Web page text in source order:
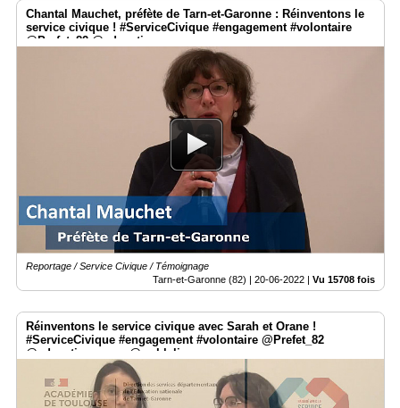
Accès
éditeur
Chantal Mauchet, préfète de Tarn-et-Garonne : Réinventons le
service civique ! #ServiceCivique #engagement #volontaire
@Prefet_82 @education_gouv
Reportage / Service Civique / Témoignage
Tarn-et-Garonne (82) | 20-06-2022 | Vu 15708 fois
Réinventons le service civique avec Sarah et Orane !
#ServiceCivique #engagement #volontaire @Prefet_82
@education_gouv @weblaligue